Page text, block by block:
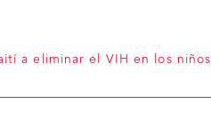
a eliminar el VIH en los niños